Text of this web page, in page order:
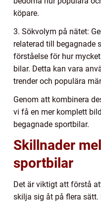
köpare.
3. Sökvolym på nätet:
relaterad till begagnade
förståelse för hur
bilar. Detta kan vara
trender och populära
Genom att kombinera
vi få en mer komplett
begagnade sportbilar.
Skillnader
sportbilar
Det är viktigt att förstå
skilja sig åt på flera